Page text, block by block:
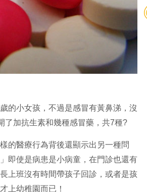
的小女孩，不過是感冒有黃鼻涕，沒
了加抗生素和幾種感冒藥，共7種?
的醫療行為背後還顯示出另一種問
即使是病患是小病童，在門診也還有
上班沒有時間帶孩子回診，或者是孩
也才上幼稚園而已！